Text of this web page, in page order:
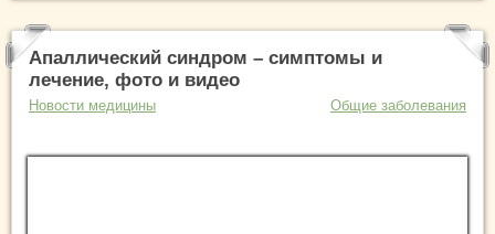
Апаллический синдром – симптомы и
лечение, фото и видео
Новости медицины Общие заболевания